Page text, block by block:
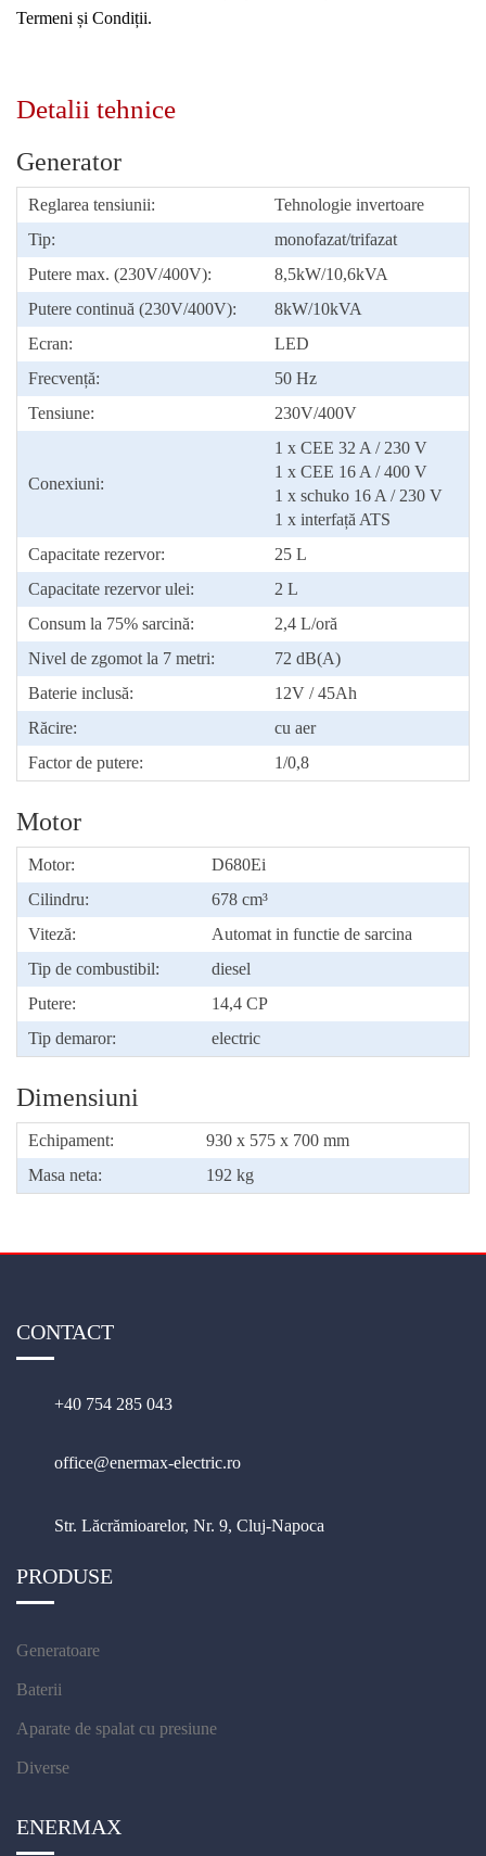
Termeni și Condiții.
Detalii tehnice
Generator
Reglarea tensiunii:
Tehnologie invertoare
Tip:
monofazat/trifazat
Putere max. (230V/400V):
8,5kW/10,6kVA
Putere continuă (230V/400V):
8kW/10kVA
Ecran:
LED
Frecvență:
50 Hz
Tensiune:
230V/400V
Conexiuni:
1 x CEE 32 A / 230 V
1 x CEE 16 A / 400 V
1 x schuko 16 A / 230 V
1 x interfață ATS
Capacitate rezervor:
25 L
Capacitate rezervor ulei:
2 L
Consum la 75% sarcină:
2,4 L/oră
Nivel de zgomot la 7 metri:
72 dB(A)
Baterie inclusă:
12V / 45Ah
Răcire:
cu aer
Factor de putere:
1/0,8
Motor
Motor:
D680Ei
Cilindru:
678 cm³
Viteză:
Automat in functie de sarcina
Tip de combustibil:
diesel
Putere:
14,4 CP
Tip demaror:
electric
Dimensiuni
Echipament:
930 x 575 x 700 mm
Masa neta:
192 kg
CONTACT
+40 754 285 043
office@enermax-electric.ro
Str. Lăcrămioarelor, Nr. 9, Cluj-Napoca
PRODUSE
Generatoare
Baterii
Aparate de spalat cu presiune
Diverse
ENERMAX